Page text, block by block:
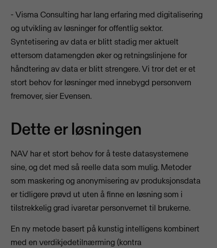
- Visma Consulting har lang erfaring med digitalisering
og utvikling av løsninger for offentlig sektor.
Syntetisering av data er blitt stadig mer aktuelt
ettersom datamengden øker og retningslinjene for
håndtering av data er blitt strengere. Vi tror det er et
stort behov for løsninger med innebygd personvern
fremover, sier Evensen.
Dette er løsningen
NAV har et stort behov for å teste datasystemene
sine, og det med så reelle data som mulig. Metoder
som maskering og anonymisering av produksjonsdata
er tidligere prøvd ut uten å finne en løsning som i
tilstrekkelig grad ivaretar personvernet til brukerne.
En ny metode basert på kunstig intelligens kombinert
med en verdikjedetilnærming (kontra